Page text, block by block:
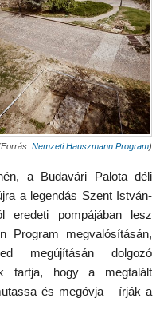
Nemzeti Hauszmann Program)
a Budavári Palota déli
a legendás Szent István-
eredeti pompájában lesz
Program megvalósításán,
megújításán dolgozó
tartja, hogy a megtalált
és megóvja – írják a